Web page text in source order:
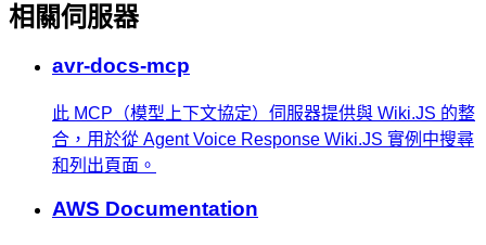
相關伺服器
avr-docs-mcp
此 MCP（模型上下文協定）伺服器提供與 Wiki.JS 的整
合，用於從 Agent Voice Response Wiki.JS 實例中搜尋
和列出頁面。
AWS Documentation